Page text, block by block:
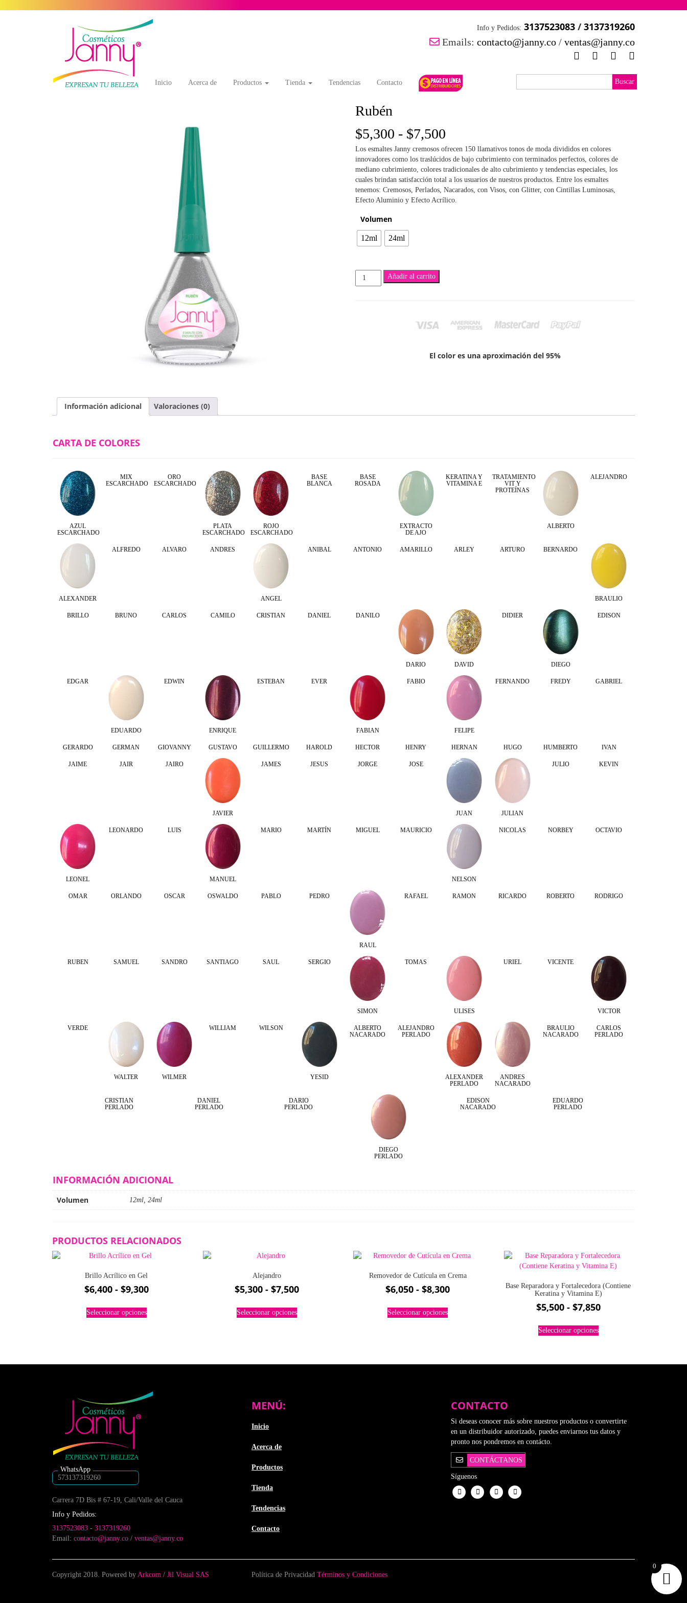
Info y Pedidos: 3137523083 /3137319260
Emails: contacto@janny.co / ventas@janny.co
Inicio Acerca de Productos Tienda Tendencias Contacto
Rubén
$5,300 - $7,500Rango
de
precios:
desde
Los esmaltes Janny cremosos ofrecen 150 llamativos tonos de moda divididos en colores
innovadores como los traslúcidos de bajo cubrimiento con terminados perfectos, colores de
mediano cubrimiento, colores tradicionales de alto cubrimiento y tendencias especiales, los
cuales brindan satisfacción total a los usuarios de nuestros productos. Entre los esmaltes
tenemos: Cremosos, Perlados, Nacarados, con Visos, con Glitter, con Cintillas Luminosas,
Efecto Aluminio y Efecto Acrílico.
Volumen
12ml 24ml
Rubén
cantidad
Añadir al carrito
El color es una aproximación del 95%
Información adicional Valoraciones (0)
CARTA DE COLORES
AZUL
ESCARCHADO
MIX
ESCARCHADO
ORO
ESCARCHADO
PLATA
ESCARCHADO
ROJO
ESCARCHADO
BASE
BLANCA
BASE
ROSADA
EXTRACTO
DE AJO
KERATINA Y
VITAMINA E
TRATAMIENTO
VIT Y
PROTEÍNAS
ALBERTO
ALEJANDRO
ALEXANDER
ALFREDO ALVARO ANDRES
ANGEL
ANIBAL ANTONIO AMARILLO ARLEY ARTURO BERNARDO
BRAULIO
BRILLO BRUNO CARLOS CAMILO CRISTIAN DANIEL DANILO
DARIO DAVID
DIDIER
DIEGO
EDISON
EDGAR
EDUARDO
EDWIN
ENRIQUE
ESTEBAN EVER
FABIAN
FABIO
FELIPE
FERNANDO FREDY GABRIEL
GERARDO GERMAN GIOVANNY GUSTAVO GUILLERMO HAROLD HECTOR HENRY HERNAN HUGO HUMBERTO IVAN
JAIME JAIR JAIRO
JAVIER
JAMES JESUS JORGE JOSE
JUAN JULIAN
JULIO KEVIN
LEONEL
LEONARDO LUIS
MANUEL
MARIO MARTÍN MIGUEL MAURICIO
NELSON
NICOLAS NORBEY OCTAVIO
OMAR ORLANDO OSCAR OSWALDO PABLO PEDRO
RAUL
RAFAEL RAMON RICARDO ROBERTO RODRIGO
RUBEN SAMUEL SANDRO SANTIAGO SAUL SERGIO
SIMON
TOMAS
ULISES
URIEL VICENTE
VICTOR
VERDE
WALTER WILMER
WILLIAM WILSON
YESID
ALBERTO
NACARADO
ALEJANDRO
PERLADO
ALEXANDER
PERLADO
ANDRES
NACARADO
BRAULIO
NACARADO
CARLOS
PERLADO
CRISTIAN
PERLADO
DANIEL
PERLADO
DARIO
PERLADO
DIEGO
PERLADO
EDISON
NACARADO
EDUARDO
PERLADO
INFORMACIÓN ADICIONAL
Volumen 12ml, 24ml
PRODUCTOS RELACIONADOS
Brillo Acrílico en Gel
$6,400 - $9,300Rango
$9,300
Seleccionar opcionesproducto
opciones
elegir
Alejandro
$5,300 - $7,500Rango
$7,500
Seleccionar opcionesproducto
opciones
Removedor de Cutícula en Crema
$6,050 - $8,300Rango
$8,300
Seleccionar opcionesproducto
opciones
en
la
producto
Base Reparadora y Fortalecedora (Contiene
Keratina y Vitamina E)
$5,500 - $7,850Rango
Seleccionar opcionesproducto
variantes.
en
la
573137319260
Carrera 7D Bis # 67-19, Cali/Valle del Cauca
Info y Pedidos:
3137523083 - 3137319260
Email: contacto@janny.co / ventas@janny.co
MENÚ:
Inicio
Acerca de
Productos
Tienda
Tendencias
Contacto
CONTACTO
Si deseas conocer más sobre nuestros productos o convertirte
en un distribuidor autorizado, puedes enviarnos tus datos y
pronto nos pondremos en contácto.
CONTÁCTANOS
Síguenos
Copyright 2018. Powered by Arkcom / Jil Visual SAS Política de Privacidad Términos y Condiciones
0